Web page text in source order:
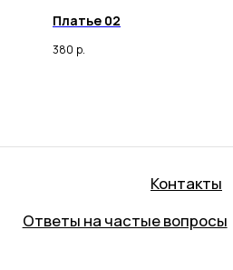
Платье 02
380 р.